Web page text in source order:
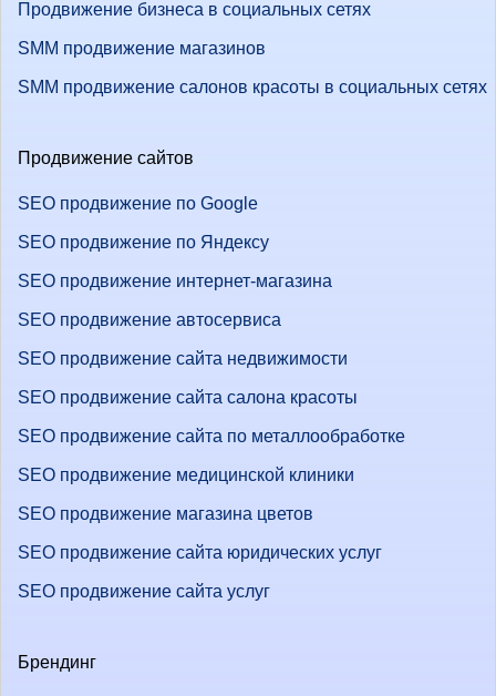
Продвижение бизнеса в социальных сетях
SMM продвижение магазинов
SMM продвижение салонов красоты в социальных сетях
Продвижение сайтов
SEO продвижение по Google
SEO продвижение по Яндексу
SEO продвижение интернет-магазина
SEO продвижение автосервиса
SEO продвижение сайта недвижимости
SEO продвижение сайта салона красоты
SEO продвижение сайта по металлообработке
SEO продвижение медицинской клиники
SEO продвижение магазина цветов
SEO продвижение сайта юридических услуг
SEO продвижение сайта услуг
Брендинг